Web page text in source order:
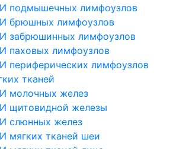
подмышечных лимфоузлов
брюшных лимфоузлов
забрюшинных лимфоузлов
паховых лимфоузлов
периферических лимфоузлов
тканей
молочных желез
щитовидной железы
слюнных желез
мягких тканей шеи